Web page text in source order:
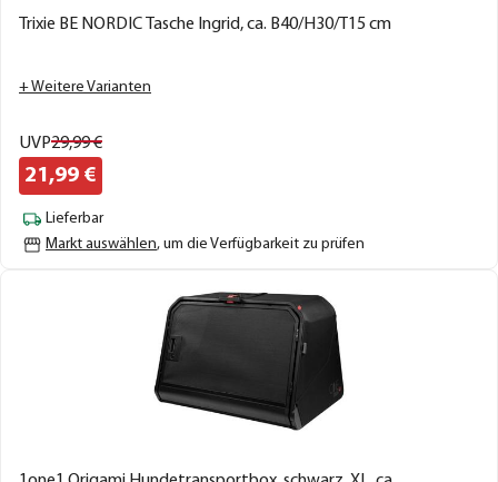
Trixie BE NORDIC Tasche Ingrid, ca. B40/H30/T15 cm
+ Weitere Varianten
UVP29,99€
21,99 €
Lieferbar
Markt auswählen, um die Verfügbarkeit zu prüfen